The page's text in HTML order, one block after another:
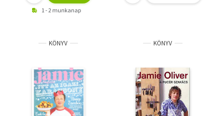
1 - 2 munkanap
KÖNYV KÖNYV